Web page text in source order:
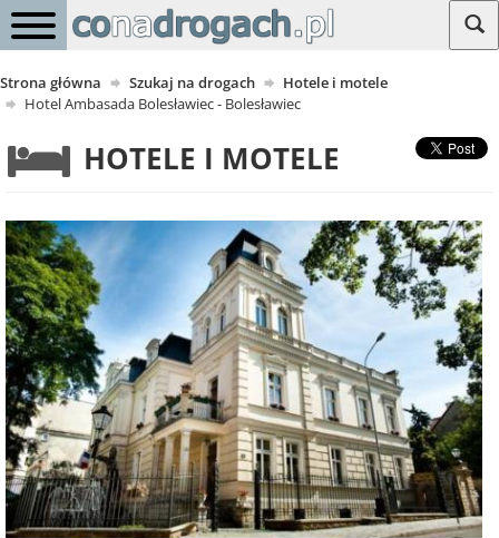
Strona główna Szukaj na drogach
Hotele i motele
Hotel Ambasada Bolesławiec - Bolesławiec
HOTELE I MOTELE